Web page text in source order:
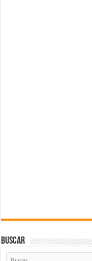
Buscar